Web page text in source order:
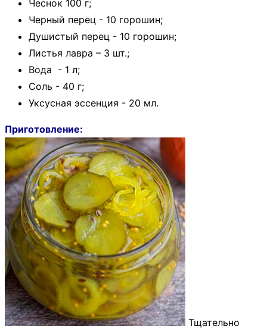
Чеснок 100 г;
Черный перец - 10 горошин;
Душистый перец - 10 горошин;
Листья лавра – 3 шт.;
Вода - 1 л;
Соль - 40 г;
Уксусная эссенция - 20 мл.
Приготовление:
Тщательно